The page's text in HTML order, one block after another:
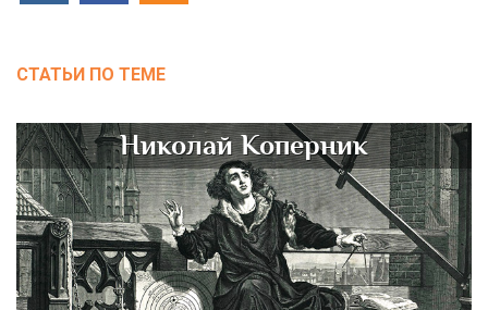
СТАТЬИ ПО ТЕМЕ
Николай Коперник